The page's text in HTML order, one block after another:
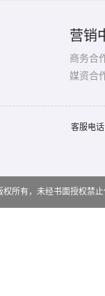
营销
商务合
媒资合
客服电
权所有，未经书面授权